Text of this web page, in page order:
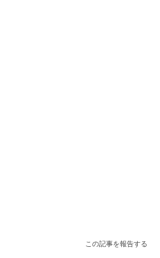
この記事を報告する